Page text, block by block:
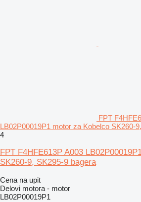
FPT
LB02P00019P1 motor za Kobelco SK260-
4
FPT F4HFE613P A003
SK260-9, SK295-9 bagera
Cena na upit
Delovi motora - motor
LB02P00019P1